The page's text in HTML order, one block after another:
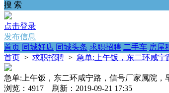
搜 索
点击登录
发布信息
首页 同城好店 同城头条 求职招聘 二手车 房屋
首页 > 求职招聘 > 急单:上午饭，东二环咸宁
急单:上午饭，东二环咸宁路，信号厂家属院，
浏览：4917 刷新：2019-09-21 17:35